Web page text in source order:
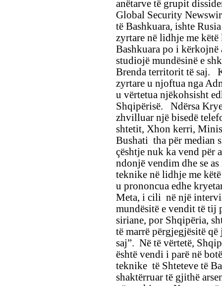
anëtarve të grupit
Global Security
të Bashkuara, ishte
zyrtare në lidhje me
Bashkuara po i kërkojnë
studiojë mundësinë e
Brenda territorit të saj.
zyrtare u njoftua nga
u vërtetua njëkohsisht
Shqipërisë. Ndërsa
zhvilluar një bisedë
shtetit, Xhon kerri,
Bushati tha për median
çështje nuk ka vend për
ndonjë vendim dhe se
teknike në lidhje me
u prononcua edhe
Meta, i cili në një
mundësitë e vendit të tij
siriane, por Shqipëria,
të marrë përgjegjësitë
saj”. Në të vërtetë,
është vendi i parë në
teknike të Shteteve të
shaktërruar të gjithë